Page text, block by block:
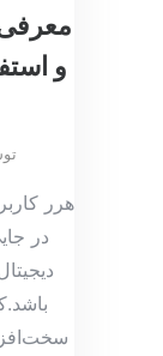
هرر
در